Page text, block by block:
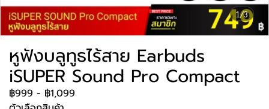
1/3
หูฟังบลูทูธไร้สาย Earbuds
iSUPER Sound Pro Compact
฿999 - ฿1,099